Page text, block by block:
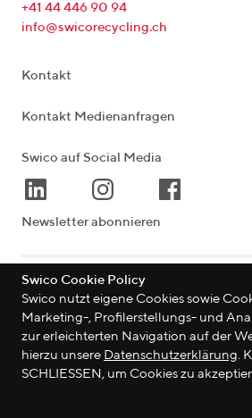
+41 44 446 90 94
info@swicorecycling.ch
Kontakt
Kontakt Medienanfragen
Swico auf Social Media
Newsletter abonnieren
Lagerstrasse 33 8004 Zürich |
©2026 Swico
Swico Cookie Policy
Swico nutzt eigene Cookies sowie
Marketing-, Profilerstellungs- und
zur erleichterten Navigation auf der
hierzu unsere Datenschutzerklärung.
SCHLIESSEN, um Cookies zu